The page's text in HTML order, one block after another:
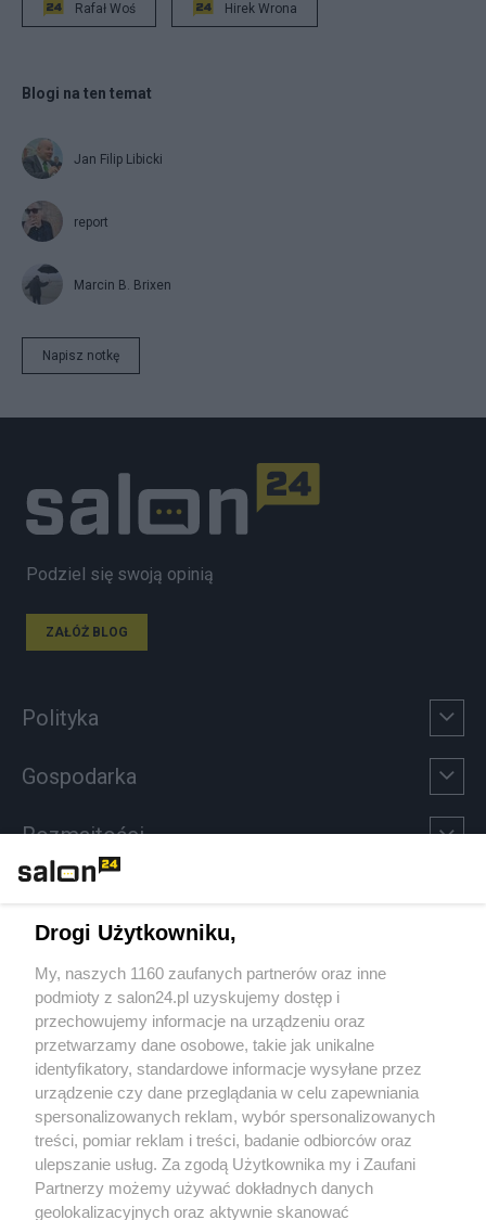
Rafał Woś Hirek Wrona
Blogi na ten temat
Jan Filip Libicki
report
Marcin B. Brixen
Napisz notkę
Podziel się swoją opinią
ZAŁÓŻ BLOG
Polityka
Gospodarka
Rozmaitości
Sport
Społeczeństwo
Kultura
X Facebook Instagram Youtube
Drogi Użytkowniku,
My, naszych 1160 zaufanych partnerów oraz inne
podmioty z salon24.pl uzyskujemy dostęp i
przechowujemy informacje na urządzeniu oraz
przetwarzamy dane osobowe, takie jak unikalne
identyfikatory, standardowe informacje wysyłane przez
urządzenie czy dane przeglądania w celu zapewniania
spersonalizowanych reklam, wybór spersonalizowanych
treści, pomiar reklam i treści, badanie odbiorców oraz
ulepszanie usług. Za zgodą Użytkownika my i Zaufani
Partnerzy możemy używać dokładnych danych
geolokalizacyjnych oraz aktywnie skanować